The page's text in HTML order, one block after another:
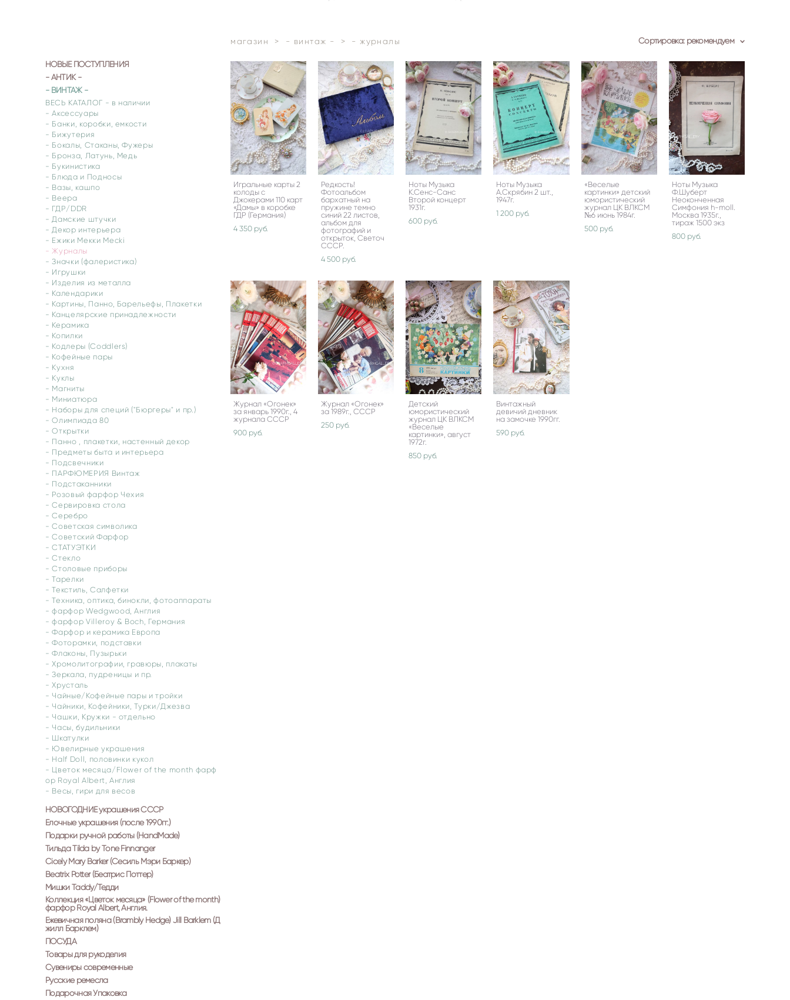
НОВЫЕ ПОСТУПЛЕНИЯ
- АНТИК -
- ВИНТАЖ -
ВЕСЬ КАТАЛОГ - в наличии
- Аксессуары
- Банки, коробки, емкости
- Бижутерия
- Бокалы, Стаканы, Фужеры
- Бронза, Латунь, Медь
- Букинистика
- Блюда и Подносы
- Вазы, кашпо
- Веера
- ГДР/DDR
- Дамские штучки
- Декор интерьера
- Ежики Мекки Mecki
- Журналы
- Значки (фалеристика)
- Игрушки
- Изделия из металла
- Календарики
- Картины, Панно, Барельефы, Плакетки
- Канцелярские принадлежности
- Керамика
- Копилки
- Кодлеры (Coddlers)
- Кофейные пары
- Кухня
- Куклы
- Магниты
- Миниатюра
- Наборы для специй ("Бюргеры" и пр.)
- Олимпиада 80
- Открытки
- Панно , плакетки, настенный декор
- Предметы быта и интерьера
- Подсвечники
- ПАРФЮМЕРИЯ Винтаж
- Подстаканники
- Розовый фарфор Чехия
- Сервировка стола
- Серебро
- Советская символика
- Советский Фарфор
- СТАТУЭТКИ
- Стекло
- Столовые приборы
- Тарелки
- Текстиль, Салфетки
- Техника, оптика, бинокли, фотоаппараты
- фарфор Wedgwood, Англия
- фарфор Villeroy & Boch, Германия
- Фарфор и керамика Европа
- Фоторамки, подставки
- Флаконы, Пузырьки
- Хромолитографии, гравюры, плакаты
- Зеркала, пудреницы и пр.
- Хрусталь
- Чайные/Кофейные пары и тройки
- Чайники, Кофейники, Турки/Джезва
- Чашки, Кружки - отдельно
- Часы, будильники
- Шкатулки
- Ювелирные украшения
- Half Doll, половинки кукол
- Цветок месяца/Flower of the month фарф
ор Royal Albert, Англия
- Весы, гири для весов
НОВОГОДНИЕ украшения СССР
Елочные украшения (после 1990гг.)
Подарки ручной работы (HandMade)
Тильда Tilda by Tone Finnanger
Cicely Mary Barker (Сесиль Мэри Баркер)
Beatrix Potter (Беатрис Поттер)
Мишки Taddy/Тедди
Коллекция «Цветок месяца» (Flower of the month)
фарфор Royal Albert, Англия.
Ежевичная поляна (Brambly Hedge) Jill Barklem (Д
жилл Барклем)
ПОСУДА
Товары для рукоделия
Сувениры современные
Русские ремесла
Подарочная Упаковка
магазин > - винтаж - > - журналы Сортировка: рекомендуем
Игральные карты 2
колоды с
Джокерами 110 карт
«Дамы» в коробке
ГДР (Германия)
4 350 pуб.
Редкость!
Фотоальбом
бархатный на
пружине темно
синий 22 листов,
альбом для
фотографий и
открыток, Светоч
СССР.
4 500 pуб.
Ноты Музыка
К.Сенс-Санс
Второй концерт
1931г.
600 pуб.
Ноты Музыка
А.Скрябин 2 шт.,
1947г.
1 200 pуб.
«Веселые
картинки» детский
юмористический
журнал ЦК ВЛКСМ
№6 июнь 1984г.
500 pуб.
Ноты Музыка
Ф.Шуберт
Неоконченная
Симфония h-moll.
Москва 1935г.,
тираж 1500 экз
800 pуб.
Журнал «Огонек»
за январь 1990г., 4
журнала СССР
900 pуб.
Журнал «Огонек»
за 1989г., СССР
250 pуб.
Детский
юмористический
журнал ЦК ВЛКСМ
«Веселые
картинки», август
1972г.
850 pуб.
Винтажный
девичий дневник
на замочке 1990гг.
590 pуб.